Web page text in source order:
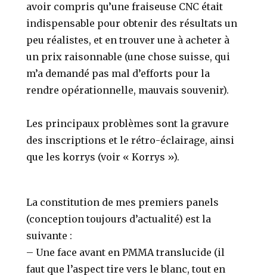
avoir compris qu’une fraiseuse CNC était
indispensable pour obtenir des résultats un
peu réalistes, et en trouver une à acheter à
un prix raisonnable (une chose suisse, qui
m’a demandé pas mal d’efforts pour la
rendre opérationnelle, mauvais souvenir).
Les principaux problèmes sont la gravure
des inscriptions et le rétro-éclairage, ainsi
que les korrys (voir « Korrys »).
La constitution de mes premiers panels
(conception toujours d’actualité) est la
suivante :
– Une face avant en PMMA translucide (il
faut que l’aspect tire vers le blanc, tout en